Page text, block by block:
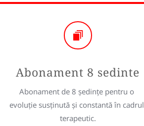
Abonament 8 sedinte
Abonament de 8 ședințe pentru o
evoluție susținută și constantă în cadrul
terapeutic.